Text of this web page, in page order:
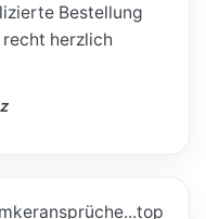
Bestellung
herzlich